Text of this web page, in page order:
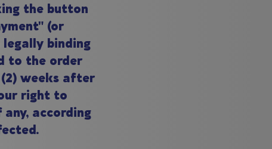
the button
(or
legally binding
to the order
weeks after
right to
according